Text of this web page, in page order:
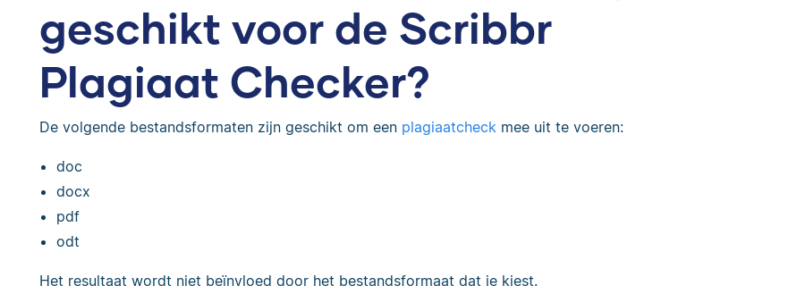
geschikt voor de Scribbr
Plagiaat Checker?
De volgende bestandsformaten zijn geschikt om een plagiaatcheckmee uit te voeren:
doc
docx
pdf
odt
Het resultaat wordt niet beïnvloed door het bestandsformaat dat je kiest.